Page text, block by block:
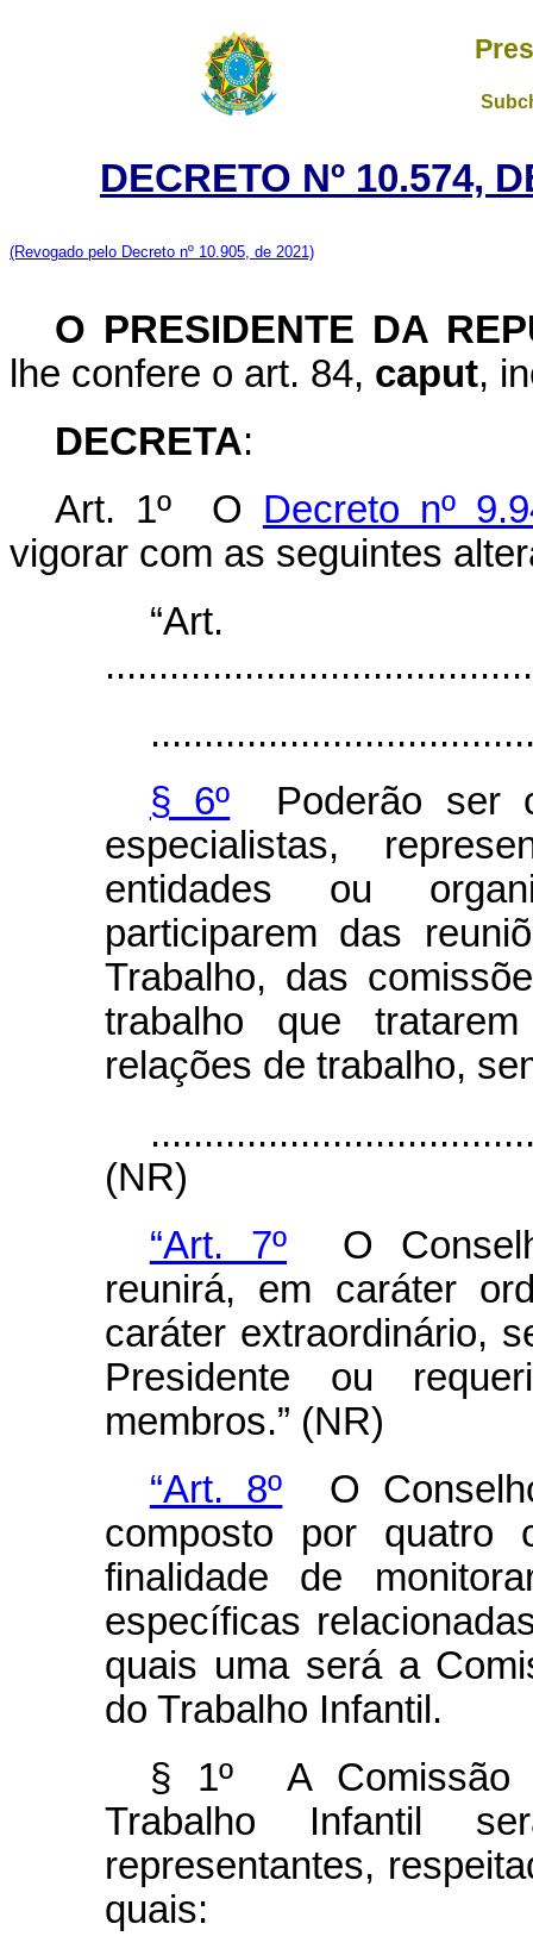
DECRETO Nº 10.574,
(Revogado pelo Decreto nº 10.905, de 2021)
O PRESIDENTE DA
lhe confere o art. 84, caput,
DECRETA:
Art. 1º O Decreto nº
vigorar com as seguintes
§ 6º Poderão ser
especialistas,
entidades ou
participarem das
Trabalho, das
trabalho que
relações de trabalho,
(NR)
“Art. 7º O
reunirá, em caráter
caráter extraordinário,
Presidente ou
membros.” (NR)
“Art. 8º O
composto por quatro
finalidade de
específicas
quais uma será a
do Trabalho Infantil.
§ 1º A Comissão
Trabalho Infantil
representantes,
quais: